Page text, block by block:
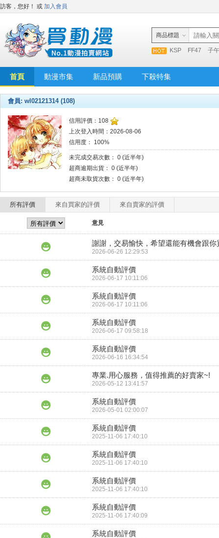
訪客，您好！ 或 加入會員
商品標題
KSP FF47 子
首頁 動漫市集 新品預購 下殺特集
會員: wl02121314 (108)
信用評價：108
上次登入時間：2026-08-06
信用度： 100%
未完成交易次數： 0 (近半年)
超商逾期出貨： 0 (近半年)
超商未取貨次數： 0 (近半年)
所有評價 來自買家的評價 來自賣家的評價
意見
謝謝，交易愉快，希望還能有機會跟你
2026-06-26 12:29:53
系統自動評價
2026-06-17 10:11:06
系統自動評價
2026-06-17 10:11:06
系統自動評價
2026-06-17 09:58:18
系統自動評價
2026-06-16 16:34:54
專業.用心服務，值得推薦的好賣家~!
2026-05-12 13:41:57
系統自動評價
2026-05-01 02:00:07
系統自動評價
2025-11-06 17:40:10
系統自動評價
2025-11-06 17:40:10
系統自動評價
2025-11-06 17:40:10
系統自動評價
2025-11-06 17:40:09
系統自動評價